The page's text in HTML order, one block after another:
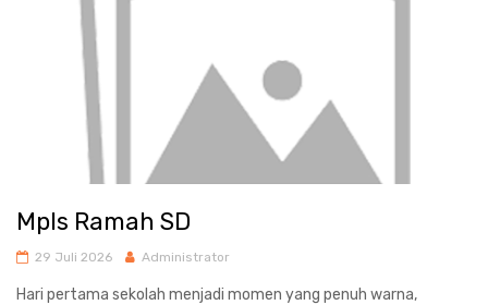
Mpls Ramah SD
29 Juli 2026 Administrator
Hari pertama sekolah menjadi momen yang penuh warna,